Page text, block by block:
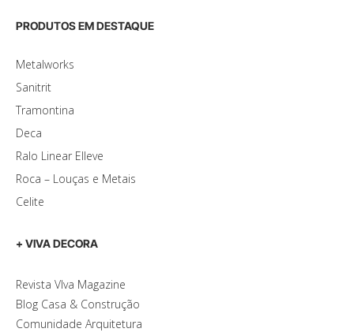
PRODUTOS EM DESTAQUE
Metalworks
Sanitrit
Tramontina
Deca
Ralo Linear Elleve
Roca – Louças e Metais
Celite
+ VIVA DECORA
Revista VIva Magazine
Blog Casa & Construção
Comunidade Arquitetura